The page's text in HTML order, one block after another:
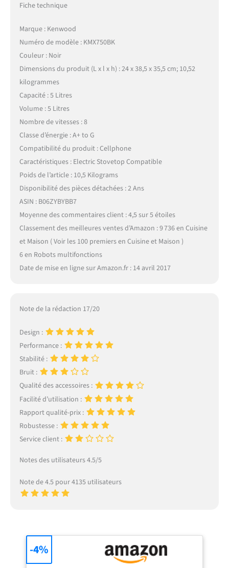
Fiche technique
Marque : Kenwood
Numéro de modèle : KMX750BK
Couleur : Noir
Dimensions du produit (L x l x h) : 24 x 38,5 x 35,5 cm; 10,52
kilogrammes
Capacité : 5 Litres
Volume : 5 Litres
Nombre de vitesses : 8
Classe d’énergie : A+ to G
Compatibilité du produit : Cellphone
Caractéristiques : Electric Stovetop Compatible
Poids de l’article : 10,5 Kilograms
Disponibilité des pièces détachées : 2 Ans
ASIN : B06ZYBYBB7
Moyenne des commentaires client : 4,5 sur 5 étoiles
Classement des meilleures ventes d’Amazon : 9 736 en Cuisine
et Maison ( Voir les 100 premiers en Cuisine et Maison )
6 en Robots multifonctions
Date de mise en ligne sur Amazon.fr : 14 avril 2017
Note de la rédaction 17/20
Design :
Performance :
Stabilité :
Bruit :
Qualité des accessoires :
Facilité d’utilisation :
Rapport qualité-prix :
Robustesse :
Service client :
Notes des utilisateurs 4.5/5
Note de 4.5 pour 4135 utilisateurs
-4%